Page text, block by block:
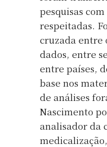
pesquisas
respeitadas.
cruzada entre
dados, entre
entre países,
base nos
de análises
Nascimento
analisador da